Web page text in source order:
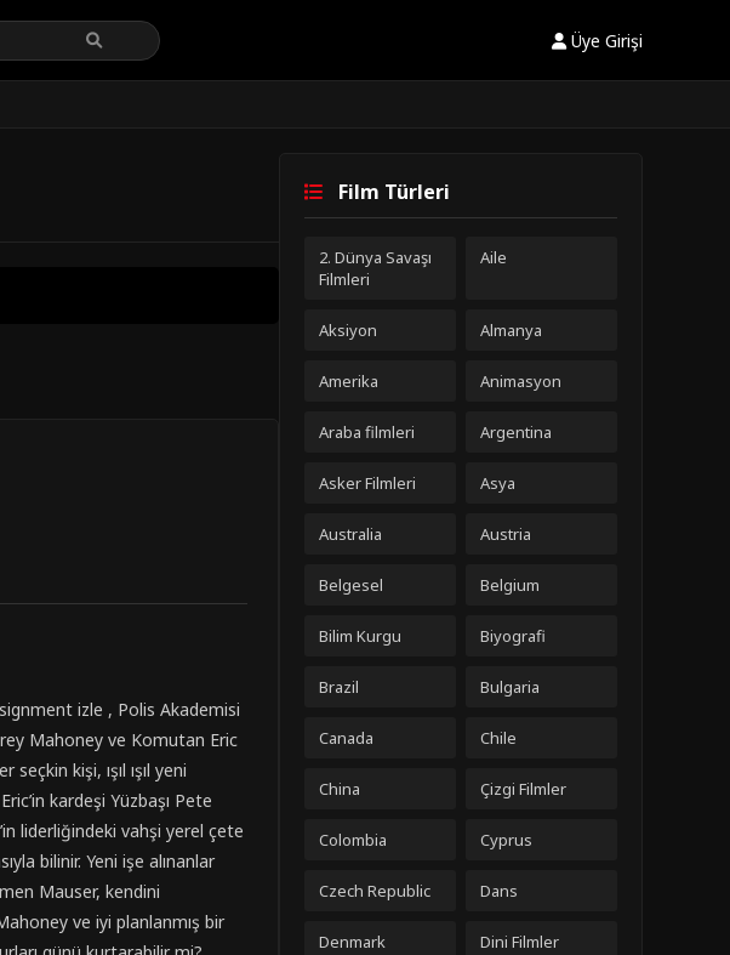
Üye Girişi
izle , Polis Akademisi
Mahoney ve Komutan Eric
kişi, ışıl ışıl yeni
kardeşi Yüzbaşı Pete
liderliğindeki vahşi yerel çete
bilinir. Yeni işe alınanlar
Mauser, kendini
ve iyi planlanmış bir
Film Türleri
2. Dünya Savaşı
Filmleri
Aile
Aksiyon Almanya
Amerika Animasyon
Araba filmleri Argentina
Asker Filmleri Asya
Australia Austria
Belgesel Belgium
Bilim Kurgu Biyografi
Brazil Bulgaria
Canada Chile
China Çizgi Filmler
Colombia Cyprus
Czech Republic Dans
Denmark Dini Filmler